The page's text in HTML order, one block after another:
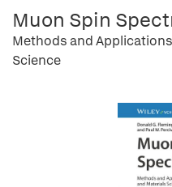
Muon Spin
Methods and
Science